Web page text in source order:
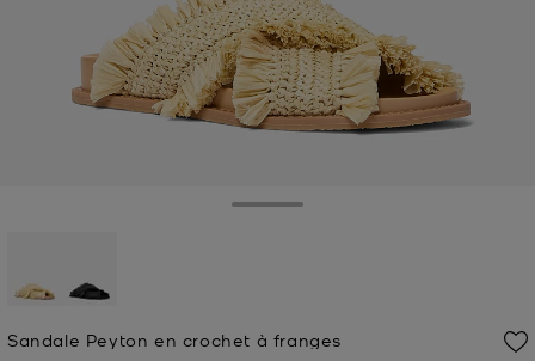
Sandale Peyton en crochet à franges